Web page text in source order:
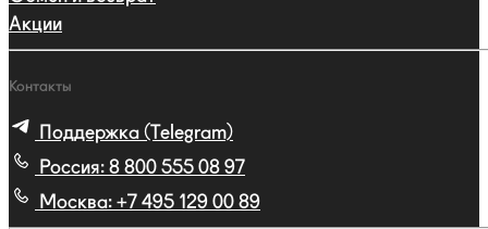
Акции
Контакты
Поддержка (Telegram)
Россия: 8 800 555 08 97
Москва: +7 495 129 00 89